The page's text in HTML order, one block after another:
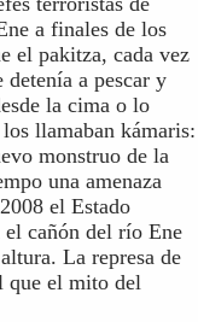
a finales de los
el pakitza, cada vez
detenía a pescar y
la cima o lo
llamaban kámaris:
monstruo de la
una amenaza
el Estado
el cañón del río Ene
La represa de
que el mito del